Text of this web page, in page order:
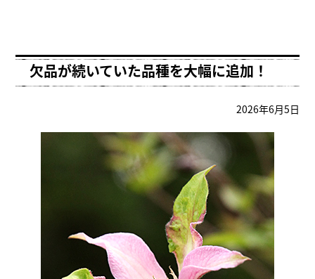
欠品が続いていた品種を大幅に追加！
2026年6月5日